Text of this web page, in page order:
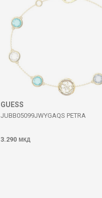
GUESS
JUBB05099JWYGAQS PETRA
3.290 МКД